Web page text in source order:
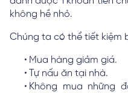
không hề nhỏ.
Chúng ta có thể tiết kiệm
Mua hàng giảm giá.
Tự nấu ăn tại nhà.
Không mua những